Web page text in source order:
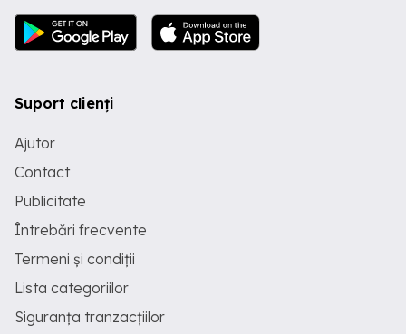
Suport clienți
Ajutor
Contact
Publicitate
Întrebări frecvente
Termeni și condiții
Lista categoriilor
Siguranța tranzacțiilor